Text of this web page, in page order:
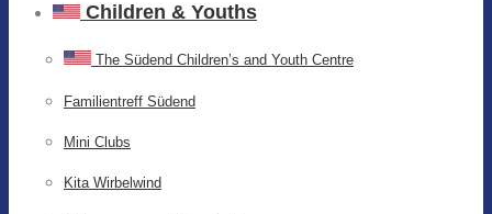
Children & Youths
The Südend Children’s and Youth Centre
Familientreff Südend
Mini Clubs
Kita Wirbelwind